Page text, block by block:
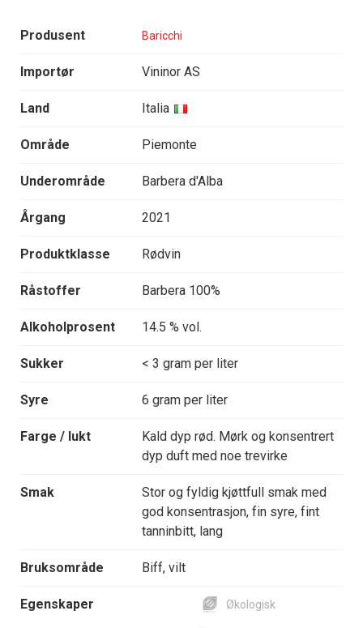
Produsent Baricchi
Importør Vininor AS
Land Italia
Område Piemonte
Underområde Barbera d'Alba
Årgang 2021
Produktklasse Rødvin
Råstoffer Barbera 100%
Alkoholprosent 14.5 % vol.
Sukker < 3 gram per liter
Syre 6 gram per liter
Farge / lukt
Kald dyp rød. Mørk og konsentrert
dyp duft med noe trevirke
Smak
Stor og fyldig kjøttfull smak med
god konsentrasjon, fin syre, fint
tanninbitt, lang
Bruksområde Biff, vilt
Egenskaper Økologisk